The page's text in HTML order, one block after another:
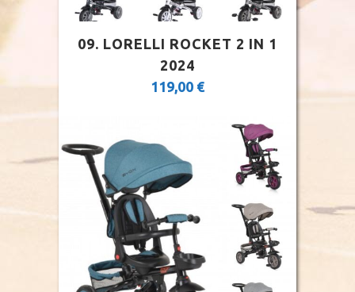
09. LORELLI ROCKET 2 IN 1
2024
119,00 €